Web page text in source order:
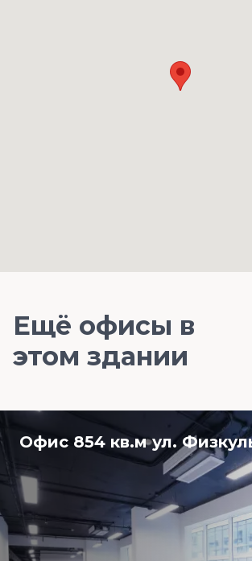
Ещё офисы в
этом здании
Офис 854 кв.м ул.